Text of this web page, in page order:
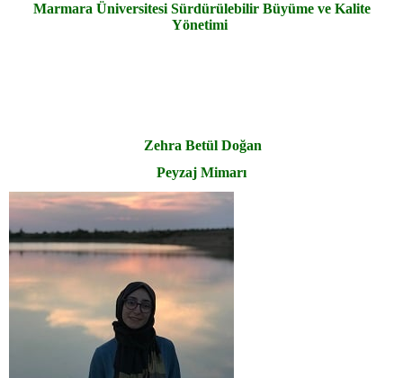
Marmara Üniversitesi Sürdürülebilir Büyüme ve Kalite
Yönetimi
Zehra Betül Doğan
Peyzaj Mimarı